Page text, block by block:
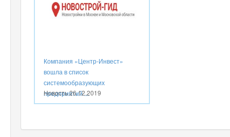
Компания «Центр-Инвест»
вошла в список
системообразующих
предприятий ...
Новость26.12.2019